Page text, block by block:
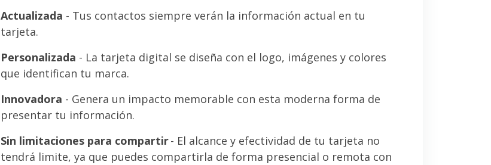
Actualizada - Tus contactos siempre verán la información actual en tu
tarjeta.
Personalizada - La tarjeta digital se diseña con el logo, imágenes y colores
que identifican tu marca.
Innovadora - Genera un impacto memorable con esta moderna forma de
presentar tu información.
Sin limitaciones para compartir- El alcance y efectividad de tu tarjeta no
tendrá limite, ya que puedes compartirla de forma presencial o remota con